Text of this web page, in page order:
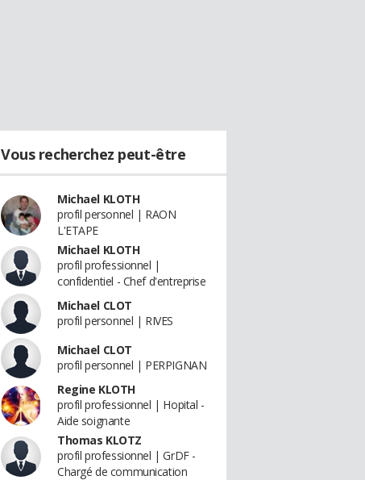
Vous recherchez peut-être
Michael KLOTH
profil personnel | RAON
L'ETAPE
Michael KLOTH
profil professionnel |
confidentiel - Chef d'entreprise
Michael CLOT
profil personnel | RIVES
Michael CLOT
profil personnel | PERPIGNAN
Regine KLOTH
profil professionnel | Hopital -
Aide soignante
Thomas KLOTZ
profil professionnel | GrDF -
Chargé de communication